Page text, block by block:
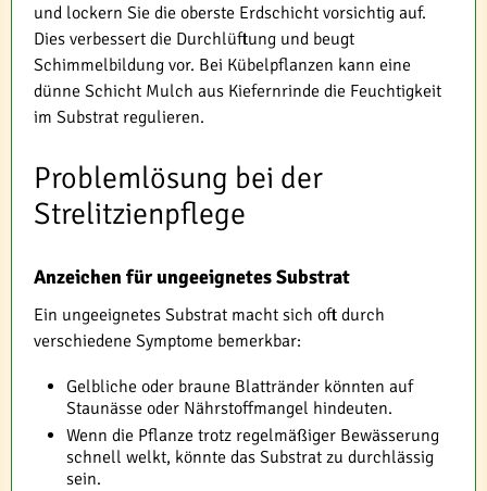
und lockern Sie die oberste Erdschicht vorsichtig auf.
Dies verbessert die Durchlüftung und beugt
Schimmelbildung vor. Bei Kübelpflanzen kann eine
dünne Schicht Mulch aus Kiefernrinde die Feuchtigkeit
im Substrat regulieren.
Problemlösung bei der
Strelitzienpflege
Anzeichen für ungeeignetes Substrat
Ein ungeeignetes Substrat macht sich oft durch
verschiedene Symptome bemerkbar:
Gelbliche oder braune Blattränder könnten auf
Staunässe oder Nährstoffmangel hindeuten.
Wenn die Pflanze trotz regelmäßiger Bewässerung
schnell welkt, könnte das Substrat zu durchlässig
sein.